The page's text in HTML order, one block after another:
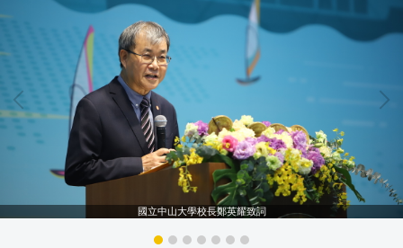
國立中山大學校長鄭英耀致詞